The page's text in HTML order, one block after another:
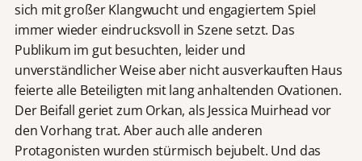
sich mit großer Klangwucht und engagiertem Spiel
immer wieder eindrucksvoll in Szene setzt. Das
Publikum im gut besuchten, leider und
unverständlicher Weise aber nicht ausverkauften Haus
feierte alle Beteiligten mit lang anhaltenden Ovationen.
Der Beifall geriet zum Orkan, als Jessica Muirhead vor
den Vorhang trat. Aber auch alle anderen
Protagonisten wurden stürmisch bejubelt. Und das